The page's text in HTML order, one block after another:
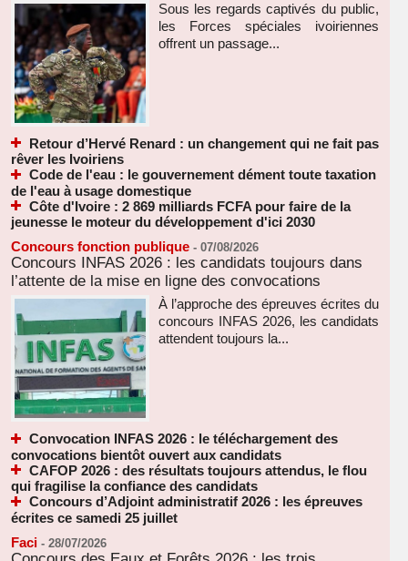
Sous les regards captivés du public,
les Forces spéciales ivoiriennes
offrent un passage...
Retour d’Hervé Renard : un changement qui ne fait pas
rêver les Ivoiriens
Code de l'eau : le gouvernement dément toute taxation
de l'eau à usage domestique
Côte d'Ivoire : 2 869 milliards FCFA pour faire de la
jeunesse le moteur du développement d'ici 2030
Concours fonction publique - 07/08/2026
Concours INFAS 2026 : les candidats toujours dans
l’attente de la mise en ligne des convocations
À l’approche des épreuves écrites du
concours INFAS 2026, les candidats
attendent toujours la...
Convocation INFAS 2026 : le téléchargement des
convocations bientôt ouvert aux candidats
CAFOP 2026 : des résultats toujours attendus, le flou
qui fragilise la confiance des candidats
Concours d’Adjoint administratif 2026 : les épreuves
écrites ce samedi 25 juillet
Faci - 28/07/2026